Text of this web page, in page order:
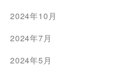
2024年10月
2024年7月
2024年5月